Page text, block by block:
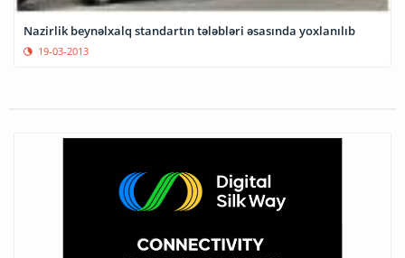
Nazirlik beynəlxalq standartın tələbləri əsasında yoxlanılıb
19-03-2013